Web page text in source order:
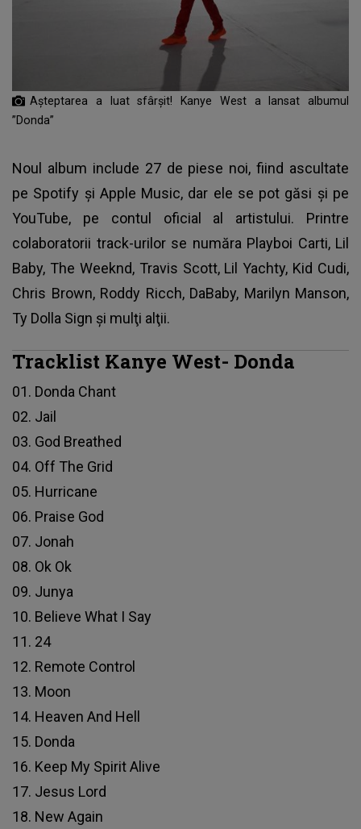
Așteptarea a luat sfârșit! Kanye West a lansat albumul
”Donda”
Noul album include 27 de piese noi, fiind ascultate
pe Spotify şi Apple Music, dar ele se pot găsi şi pe
YouTube, pe contul oficial al artistului. Printre
colaboratorii track-urilor se număra Playboi Carti, Lil
Baby, The Weeknd, Travis Scott, Lil Yachty, Kid Cudi,
Chris Brown, Roddy Ricch, DaBaby, Marilyn Manson,
Ty Dolla Sign şi mulţi alţii.
Tracklist Kanye West- Donda
01. Donda Chant
02. Jail
03. God Breathed
04. Off The Grid
05. Hurricane
06. Praise God
07. Jonah
08. Ok Ok
09. Junya
10. Believe What I Say
11. 24
12. Remote Control
13. Moon
14. Heaven And Hell
15. Donda
16. Keep My Spirit Alive
17. Jesus Lord
18. New Again